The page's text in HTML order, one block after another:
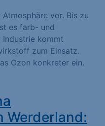
vor. Bis zu
es farb- und
Industrie kommt
zum Einsatz.
Ozon konkreter ein.
Werderland: